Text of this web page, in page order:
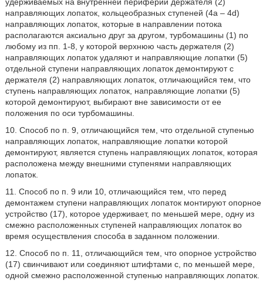
направляющих лопаток, кольцеобразных ступеней (4а – 4d)
направляющих лопаток, которые в направлении потока
располагаются аксиально друг за другом, турбомашины (1) по
любому из пп. 1-8, у которой верхнюю часть держателя (2)
направляющих лопаток удаляют и направляющие лопатки (5)
отдельной ступени направляющих лопаток демонтируют с
держателя (2) направляющих лопаток, отличающийся тем, что
ступень направляющих лопаток, направляющие лопатки (5)
которой демонтируют, выбирают вне зависимости от ее
положения по оси турбомашины.
10. Способ по п. 9, отличающийся тем, что отдельной ступенью
направляющих лопаток, направляющие лопатки которой
демонтируют, является ступень направляющих лопаток, которая
расположена между внешними ступенями направляющих
лопаток.
11. Способ по п. 9 или 10, отличающийся тем, что перед
демонтажем ступени направляющих лопаток монтируют опорное
устройство (17), которое удерживает, по меньшей мере, одну из
смежно расположенных ступеней направляющих лопаток во
время осуществления способа в заданном положении.
12. Способ по п. 11, отличающийся тем, что опорное устройство
(17) свинчивают или соединяют штифтами с, по меньшей мере,
одной смежно расположенной ступенью направляющих лопаток.